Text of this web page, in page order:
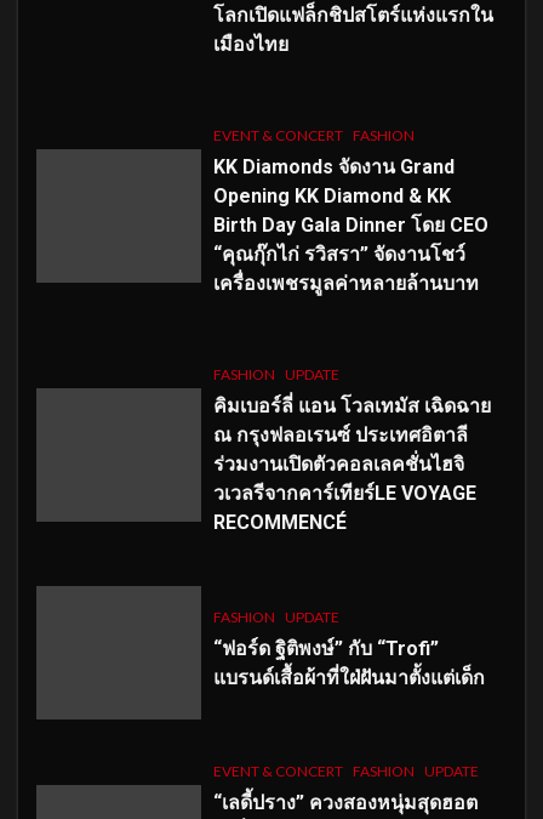
โลกเปิดแฟล็กชิปสโตร์แห่งแรกใน
เมืองไทย
EVENT & CONCERT FASHION
KK Diamonds จัดงาน Grand
Opening KK Diamond & KK
Birth Day Gala Dinner โดย CEO
“คุณกุ๊กไก่ รวิสรา” จัดงานโชว์
เครื่องเพชรมูลค่าหลายล้านบาท
FASHION UPDATE
คิมเบอร์ลี่ แอน โวลเทมัส เฉิดฉาย
ณ กรุงฟลอเรนซ์ ประเทศอิตาลี
ร่วมงานเปิดตัวคอลเลคชั่นไฮจิ
วเวลรีจากคาร์เทียร์LE VOYAGE
RECOMMENCÉ
FASHION UPDATE
“ฟอร์ด ฐิติพงษ์” กับ “Trofi”
แบรนด์เสื้อผ้าที่ใฝ่ฝันมาตั้งแต่เด็ก
EVENT & CONCERT FASHION UPDATE
“เลดี้ปราง” ควงสองหนุ่มสุดฮอต